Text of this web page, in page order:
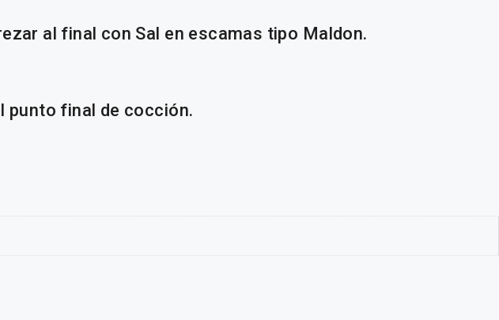
al final con Sal en escamas tipo Maldon.
punto final de cocción.